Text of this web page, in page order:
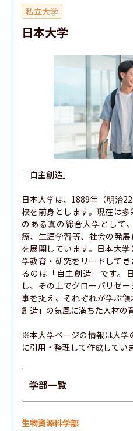
私立大学
日本大学
「自主創造」
日本大学は、1889年（明治
校を前身とします。現在は
のある真の総合大学として
療、生涯学習等、社会の発
を展開しています。日本大
学教育・研究をリードして
るのは「自主創造」です。
し、その上でグローバリゼ
事を捉え、それぞれが学ぶ
創造」の気風に満ちた人材の
※本大学ページの情報は大学
に引用・整理して作成してい
学部一覧
生物資源科学部